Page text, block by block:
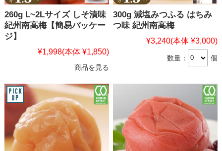
260g L~2Lサイズ しそ漬味
紀州南高梅【簡易パッケー
ジ】
¥1,998(本体 ¥1,850)
商品を見る
300g 減塩みつふる はちみ
つ味 紀州南高梅
¥3,240(本体 ¥3,000)
数量： 個